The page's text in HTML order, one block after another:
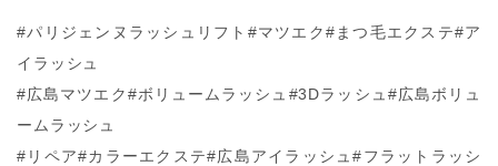
#パリジェンヌラッシュリフト#マツエク#まつ毛エクステ#ア
イラッシュ
#広島マツエク#ボリュームラッシュ#3Dラッシュ#広島ボリュ
ームラッシュ
#リペア#カラーエクステ#広島アイラッシュ#フラットラッシ